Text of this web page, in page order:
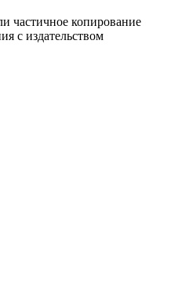
частичное копирование
с издательством